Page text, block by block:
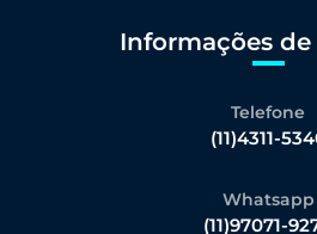
Informações
Telefone
(11)4311-
Whatsapp
(11)97071-